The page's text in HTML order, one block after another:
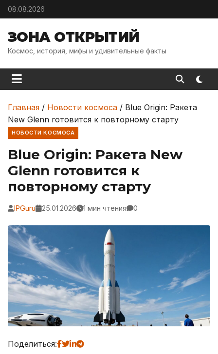
Skip to content
08.08.2026
ЗОНА ОТКРЫТИЙ
Космос, история, мифы и удивительные факты
Главная / Новости космоса / Blue Origin: Ракета
New Glenn готовится к повторному старту
НОВОСТИ КОСМОСА
Blue Origin: Ракета New
Glenn готовится к
повторному старту
IPGuru 25.01.2026 1 мин чтения 0
Поделиться: